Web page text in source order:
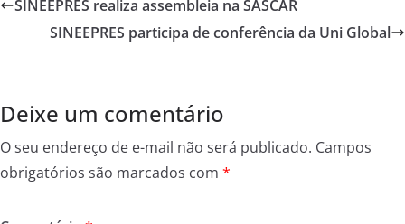
b
k
SINEEPRES realiza assembleia na SASCAR
SINEEPRES participa de conferência da Uni Global
Deixe um comentário
O seu endereço de e-mail não será publicado. Campos
obrigatórios são marcados com *